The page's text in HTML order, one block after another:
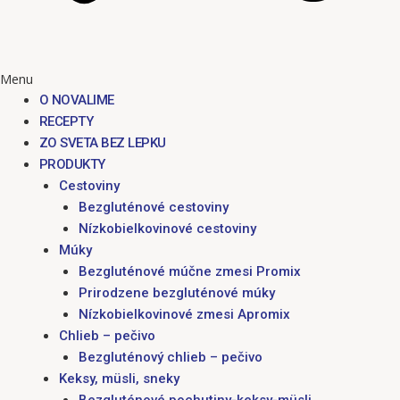
Menu
O NOVALIME
RECEPTY
ZO SVETA BEZ LEPKU
PRODUKTY
Cestoviny
Bezgluténové cestoviny
Nízkobielkovinové cestoviny
Múky
Bezgluténové múčne zmesi Promix
Prirodzene bezgluténové múky
Nízkobielkovinové zmesi Apromix
Chlieb – pečivo
Bezgluténový chlieb – pečivo
Keksy, müsli, sneky